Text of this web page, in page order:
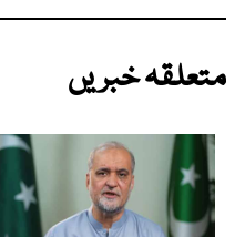
متعلقہ خبریں